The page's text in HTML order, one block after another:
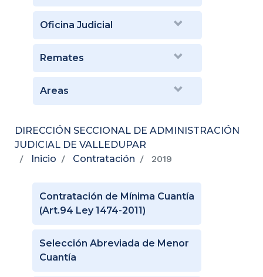
Oficina Judicial
Remates
Areas
DIRECCIÓN SECCIONAL DE ADMINISTRACIÓN
JUDICIAL DE VALLEDUPAR
Inicio
Contratación 2019
Contratación de Mínima Cuantía
(Art.94 Ley 1474-2011)
Selección Abreviada de Menor
Cuantía